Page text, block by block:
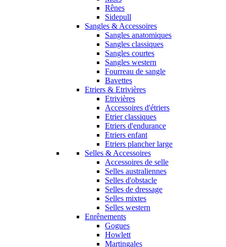
Rênes
Sidepull
Sangles & Accessoires
Sangles anatomiques
Sangles classiques
Sangles courtes
Sangles western
Fourreau de sangle
Bavettes
Etriers & Etrivières
Etrivières
Accessoires d'étriers
Etrier classiques
Etriers d'endurance
Etriers enfant
Etriers plancher large
Selles & Accessoires
Accessoires de selle
Selles australiennes
Selles d'obstacle
Selles de dressage
Selles mixtes
Selles western
Enrênements
Gogues
Howlett
Martingales